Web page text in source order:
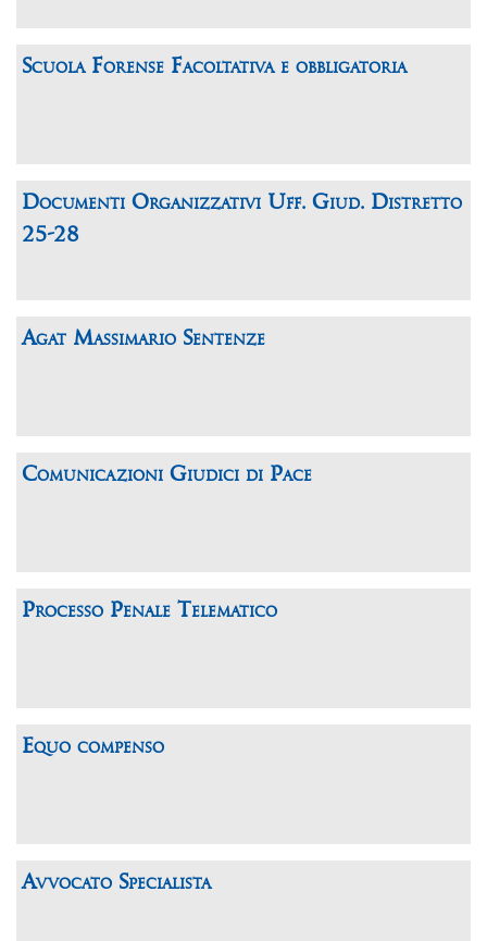
Scuola Forense Facoltativa e obbligatoria
Documenti Organizzativi Uff. Giud. Distretto
25-28
Agat Massimario Sentenze
Comunicazioni Giudici di Pace
Processo Penale Telematico
Equo compenso
Avvocato Specialista